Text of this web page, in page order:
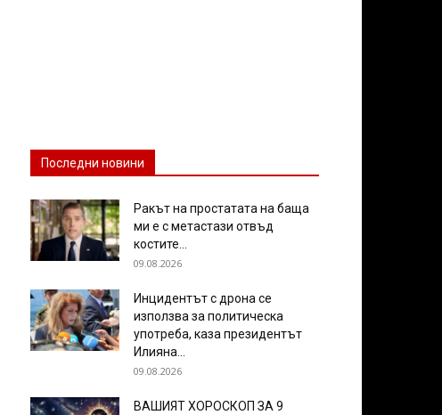
Последни новини
Ракът на простатата на баща
ми е с метастази отвъд
костите...
09.08.2026
Инцидентът с дрона се
използва за политическа
употреба, каза президентът
Илияна...
09.08.2026
ВАШИЯТ ХОРОСКОП ЗА 9